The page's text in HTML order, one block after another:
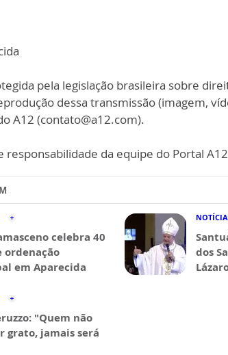
pela legislação brasileira sobre
dessa transmissão (imagem,
A12 (contato@a12.com).
responsabilidade da equipe do Portal
celebra 40
ordenação
em Aparecida
dos
"Quem não
grato, jamais será